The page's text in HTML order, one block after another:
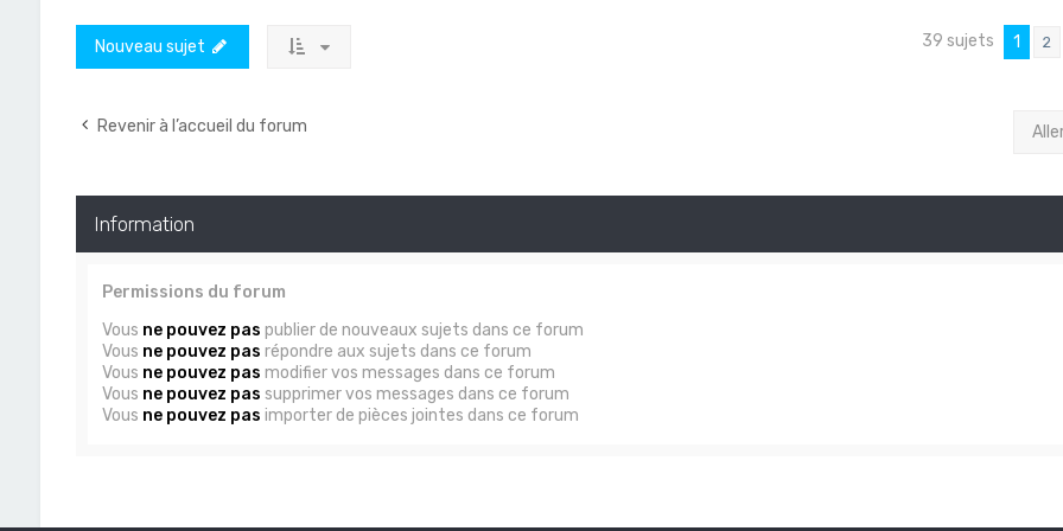
Nouveau sujet 39 sujets 1 2
Revenir à l’accueil du forum
Information
Permissions du forum
Vous ne pouvez pas publier de nouveaux sujets dans ce forum
Vous ne pouvez pas répondre aux sujets dans ce forum
Vous ne pouvez pas modifier vos messages dans ce forum
Vous ne pouvez pas supprimer vos messages dans ce forum
Vous ne pouvez pas importer de pièces jointes dans ce forum